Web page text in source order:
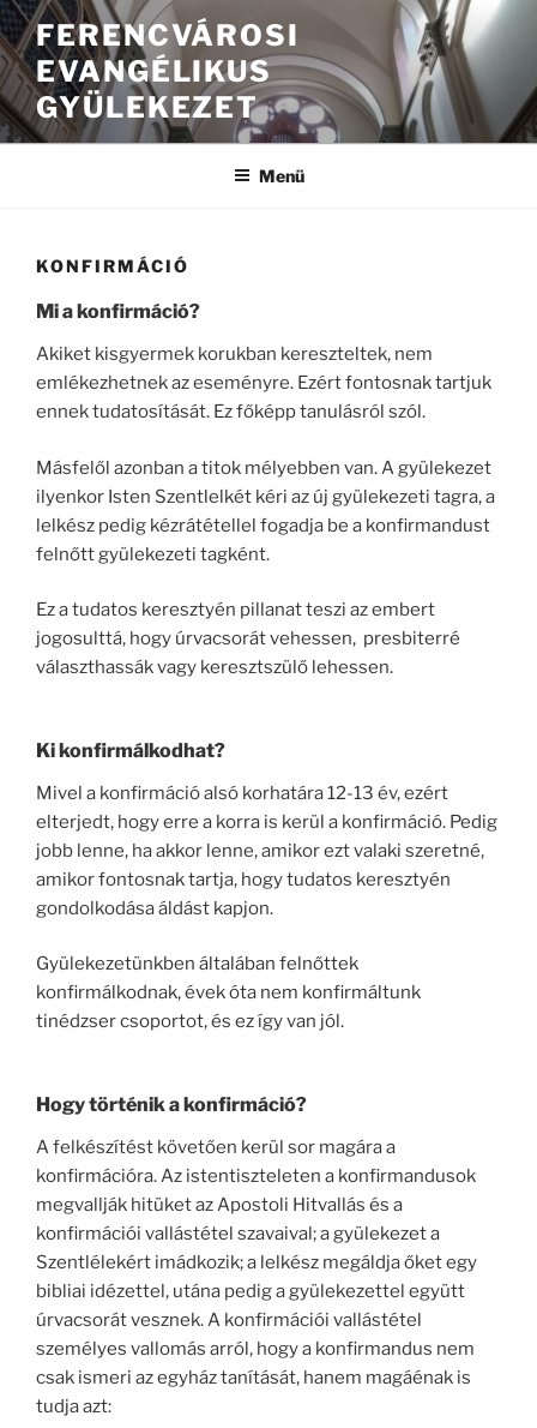
FERENCVÁROSI
EVANGÉLIKUS
GYÜLEKEZET
Menü
KONFIRMÁCIÓ
Mi a konfirmáció?
Akiket kisgyermek korukban kereszteltek, nem
emlékezhetnek az eseményre. Ezért fontosnak tartjuk
ennek tudatosítását. Ez főképp tanulásról szól.
Másfelől azonban a titok mélyebben van. A gyülekezet
ilyenkor Isten Szentlelkét kéri az új gyülekezeti tagra, a
lelkész pedig kézrátétellel fogadja be a konfirmandust
felnőtt gyülekezeti tagként.
Ez a tudatos keresztyén pillanat teszi az embert
jogosulttá, hogy úrvacsorát vehessen, presbiterré
választhassák vagy keresztszülő lehessen.
Ki konfirmálkodhat?
Mivel a konfirmáció alsó korhatára 12-13 év, ezért
elterjedt, hogy erre a korra is kerül a konfirmáció. Pedig
jobb lenne, ha akkor lenne, amikor ezt valaki szeretné,
amikor fontosnak tartja, hogy tudatos keresztyén
gondolkodása áldást kapjon.
Gyülekezetünkben általában felnőttek
konfirmálkodnak, évek óta nem konfirmáltunk
tinédzser csoportot, és ez így van jól.
Hogy történik a konfirmáció?
A felkészítést követően kerül sor magára a
konfirmációra. Az istentiszteleten a konfirmandusok
megvallják hitüket az Apostoli Hitvallás és a
konfirmációi vallástétel szavaival; a gyülekezet a
Szentlélekért imádkozik; a lelkész megáldja őket egy
bibliai idézettel, utána pedig a gyülekezettel együtt
úrvacsorát vesznek. A konfirmációi vallástétel
személyes vallomás arról, hogy a konfirmandus nem
csak ismeri az egyház tanítását, hanem magáénak is
tudja azt: